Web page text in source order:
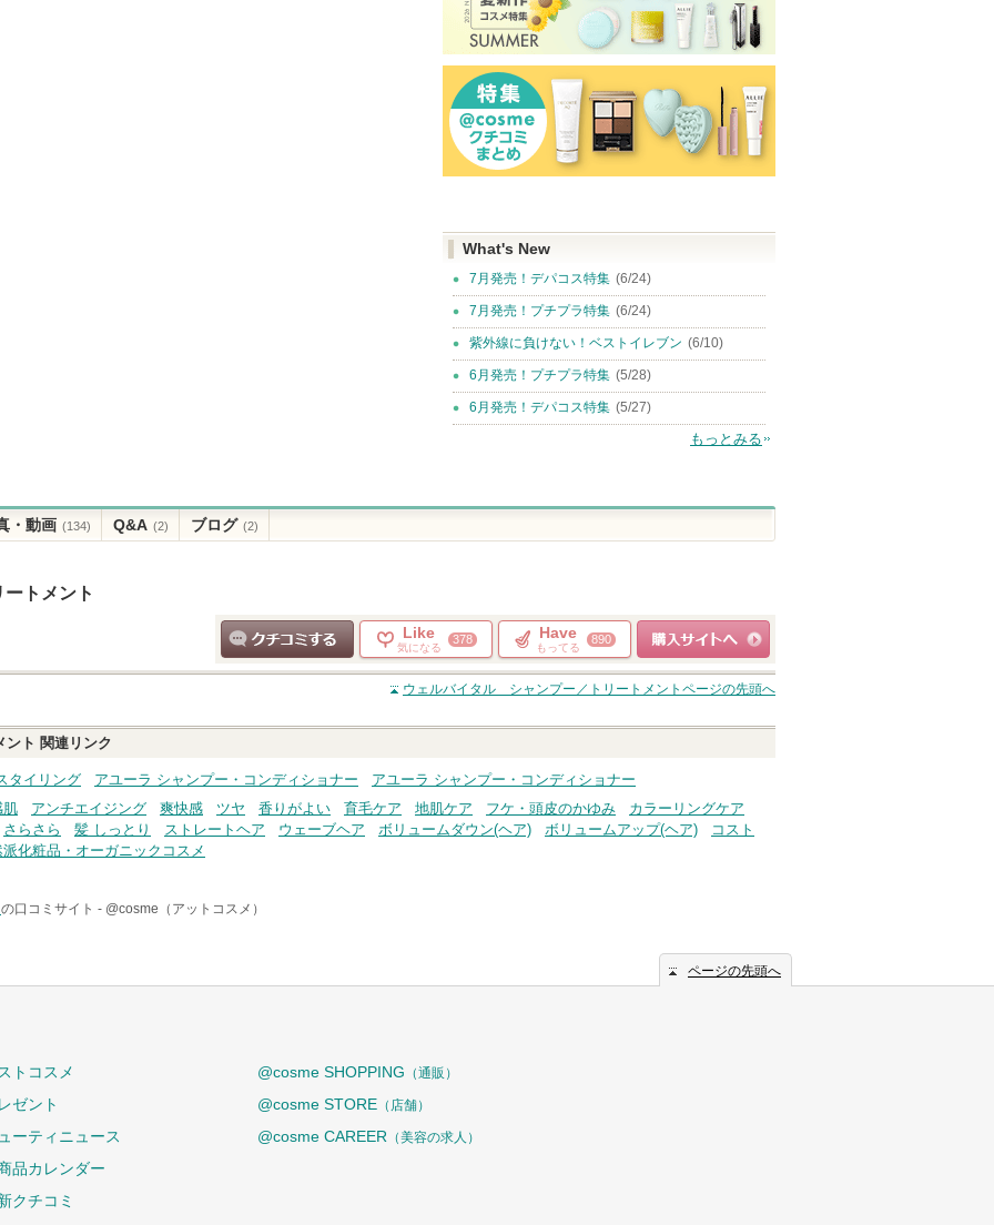
What's New
7月発売！デパコス特集 (6/24)
7月発売！プチプラ特集 (6/24)
紫外線に負けない！ベストイレブン (6/10)
6月発売！プチプラ特集 (5/28)
6月発売！デパコス特集 (5/27)
もっとみる
・動画 (134) Q&A (2) ブログ (2)
トメント
クチコミする
Like
気になる
378 Have
もってる
890
ショッピングサイト
へ
ウェルバイタル シャンプー／トリートメント ページの先頭へ
ント 関連リンク
タイリング アユーラ シャンプー・コンディショナー
アユーラ シャンプー・コンディショナー
肌 アンチエイジング 爽快感 ツヤ 香りがよい 育毛ケア 地肌ケア フケ・頭皮のかゆみ
カラーリングケア
さらさら 髪 しっとり ストレートヘア ウェーブヘア ボリュームダウン(ヘア) ボリュームアップ(ヘア)
コスト
派化粧品・オーガニックコスメ
の口コミサイト - @cosme（アットコスメ）
ページの先頭へ
トコスメ
ゼント
ーティニュース
品カレンダー
クチコミ
@cosme SHOPPING （通販）
@cosme STORE （店舗）
@cosme CAREER （美容の求人）